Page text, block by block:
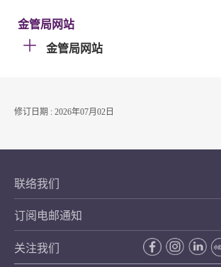
金管局网站
金管局网站
修订日期 : 2026年07月02日
联络我们
订阅电邮通知
关注我们